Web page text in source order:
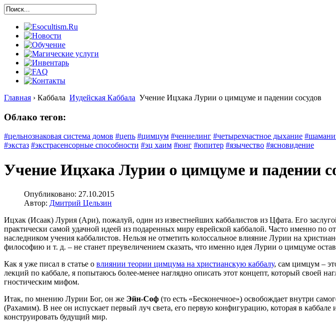
Главная › Каббала Иудейская Каббала Учение Ицхака Лурии о цимцуме и падении сосудов
Облако тегов:
#цельнознаковая система домов #цепь #цимцум #ченнелинг #четырехчастное дыхание
#экстаз #экстрасенсорные способности #эц хаим #юнг #юпитер #язычество #ясновидение
Учение Ицхака Лурии о цимцуме и падении
Опубликовано: 27.10.2015
Автор: Дмитрий Цельзин
Ицхак (Исаак) Лурия (Ари), пожалуй, один из известнейших каббалистов из Цфата. Его
практически самой удачной идеей из подаренных миру еврейской каббалой. Часто именно
наследником учения каббалистов. Нельзя не отметить колоссальное влияние Лурии на
философию и т. д. – не станет преувеличением сказать, что именно идея Лурии о цимцуме
Как я уже писал в статье о влиянии теории цимцума на христианскую каббалу, сам цимцум –
лекций по каббале, я попытаюсь более-менее наглядно описать этот концепт, который своей
гностическим мифом.
Итак, по мнению Лурии Бог, он же Эйн-Соф (то есть «Бесконечное») освобождает внутри
(Рахамим). В нее он испускает первый луч света, его первую конфигурацию, которая в
конструировать будущий мир.